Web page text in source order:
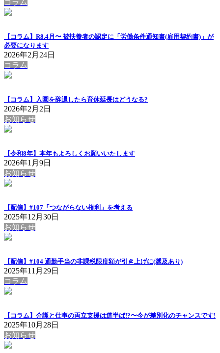
コラム
【コラム】R8.4月〜 被扶養者の認定に「労働条件通知書(雇用契約書)」が
必要になります
2026年2月24日
コラム
【コラム】入園を辞退したら育休延長はどうなる?
2026年2月2日
お知らせ
【令和8年】本年もよろしくお願いいたします
2026年1月9日
お知らせ
【配信】#107「つながらない権利」を考える
2025年12月30日
お知らせ
【配信】#104 通勤手当の非課税限度額が引き上げに(遡及あり)
2025年11月29日
コラム
【コラム】介護と仕事の両立支援は道半ば!?〜今が差別化のチャンスです!
2025年10月28日
お知らせ